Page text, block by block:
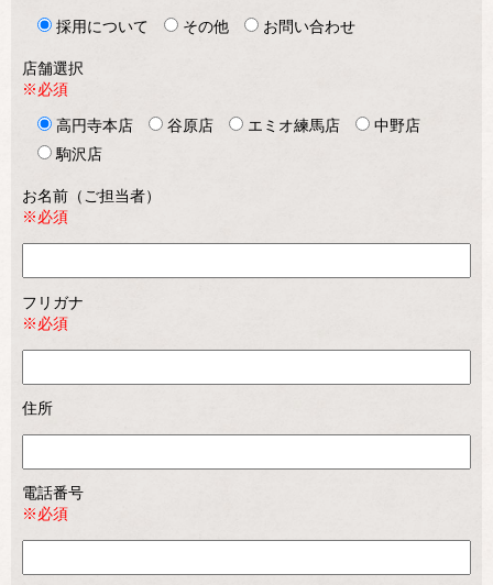
採用について その他 お問い合わせ
店舗選択
※必須
高円寺本店 谷原店 エミオ練馬店
中野店
駒沢店
お名前（ご担当者）
※必須
フリガナ
※必須
住所
電話番号
※必須